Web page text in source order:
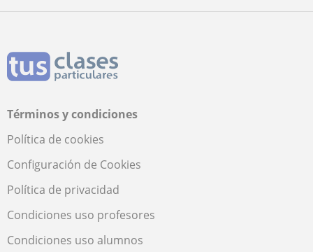
Términos y condiciones
Política de cookies
Configuración de Cookies
Política de privacidad
Condiciones uso profesores
Condiciones uso alumnos